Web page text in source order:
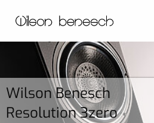
Wilson Benesch
Resolution 3zero